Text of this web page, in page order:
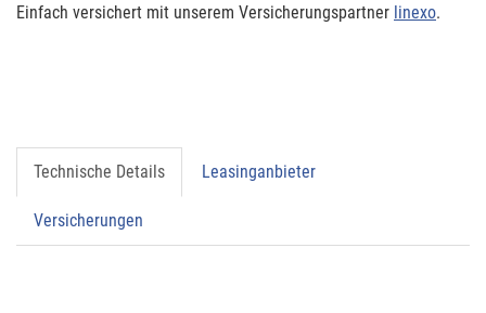
Einfach versichert mit unserem Versicherungspartner linexo.
Technische Details Leasinganbieter
Versicherungen